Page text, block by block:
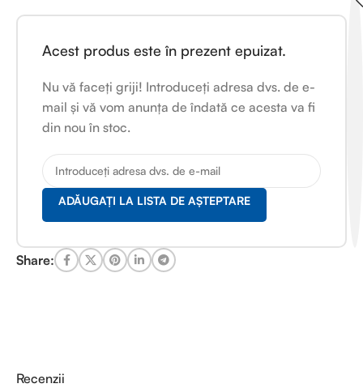
Acest produs este în prezent epuizat.
Nu vă faceți griji! Introduceți adresa dvs. de e-
mail și vă vom anunța de îndată ce acesta va fi
din nou în stoc.
ADĂUGAȚI LA LISTA DE AȘTEPTARE
Share:
Recenzii